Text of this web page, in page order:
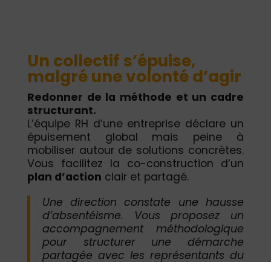
Un collectif s’épuise,
malgré une volonté d’agir
Redonner de la méthode et un cadre
structurant.
L’équipe RH d’une entreprise déclare un
épuisement global mais peine à
mobiliser autour de solutions concrètes.
Vous facilitez la co-construction d’un
plan d’action clair et partagé.
Une direction constate une hausse
d’absentéisme. Vous proposez un
accompagnement méthodologique
pour structurer une démarche
partagée avec les représentants du